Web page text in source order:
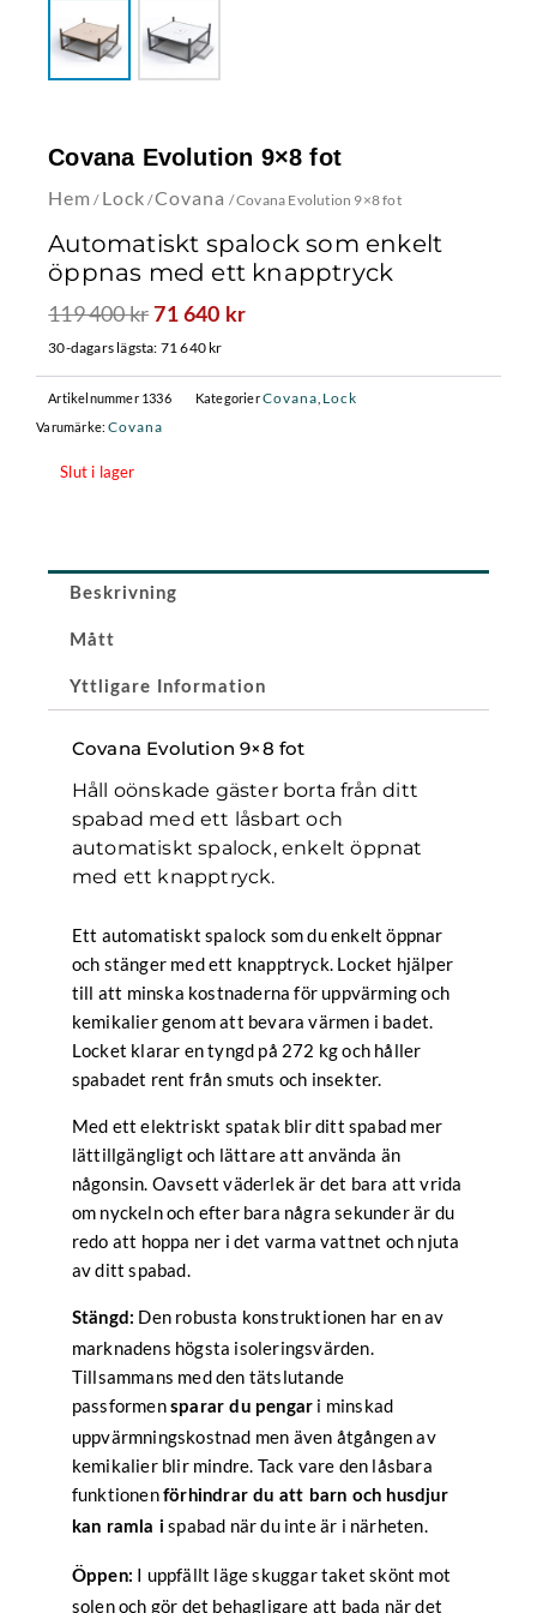
Covana Evolution 9×8 fot
Hem / Lock /Covana / Covana Evolution 9×8 fot
Automatiskt spalock som enkelt
öppnas med ett knapptryck
119 400kr Det
ursprungliga
var:
119
71 640 krDet
är:
30-dagars lägsta: 71 640kr
Artikelnummer 1336 KategorierCovana Lock
Varumärke:Covana
Slut i lager
Beskrivning
Mått
Yttligare Information
Covana Evolution 9×8 fot
Håll oönskade gäster borta från ditt
spabad med ett låsbart och
automatiskt spalock, enkelt öppnat
med ett knapptryck.
Ett automatiskt spalock som du enkelt öppnar
och stänger med ett knapptryck. Locket hjälper
till att minska kostnaderna för uppvärming och
kemikalier genom att bevara värmen i badet.
Locket klarar en tyngd på 272 kg och håller
spabadet rent från smuts och insekter.
Med ett elektriskt spatak blir ditt spabad mer
lättillgängligt och lättare att använda än
någonsin. Oavsett väderlek är det bara att vrida
om nyckeln och efter bara några sekunder är du
redo att hoppa ner i det varma vattnet och njuta
av ditt spabad.
Stängd: Den robusta konstruktionen har en av
marknadens högsta isoleringsvärden.
Tillsammans med den tätslutande
passformen sparar du pengar i minskad
uppvärmningskostnad men även åtgången av
kemikalier blir mindre. Tack vare den låsbara
funktionen förhindrar du att barn och husdjur
kan ramla i spabad när du inte är i närheten.
Öppen: I uppfällt läge skuggar taket skönt mot
solen och gör det behagligare att bada när det